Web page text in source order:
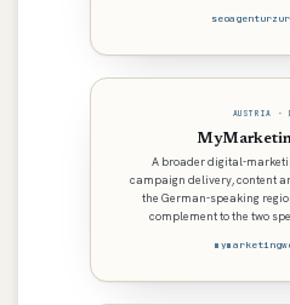
AUSTRIA ·
A broader digital-
campaign delivery, content
the German-speaking
complement to the two